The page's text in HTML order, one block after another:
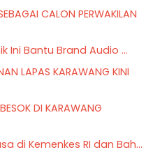
CALON PERWAKILAN
Ini Bantu Brand Audio ...
LAPAS KARAWANG KINI
DI KARAWANG
di Kemenkes RI dan Bah...